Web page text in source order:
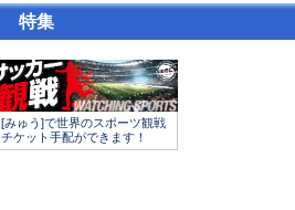
特集
[みゅう]で世界のスポーツ観戦
チケット手配ができます！